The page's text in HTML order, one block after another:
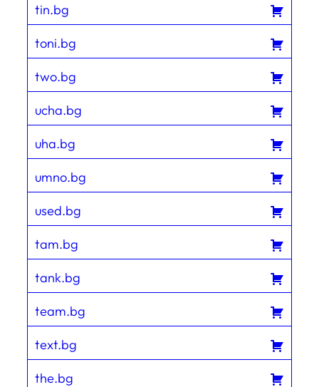
tin.bg
toni.bg
two.bg
ucha.bg
uha.bg
umno.bg
used.bg
tam.bg
tank.bg
team.bg
text.bg
the.bg